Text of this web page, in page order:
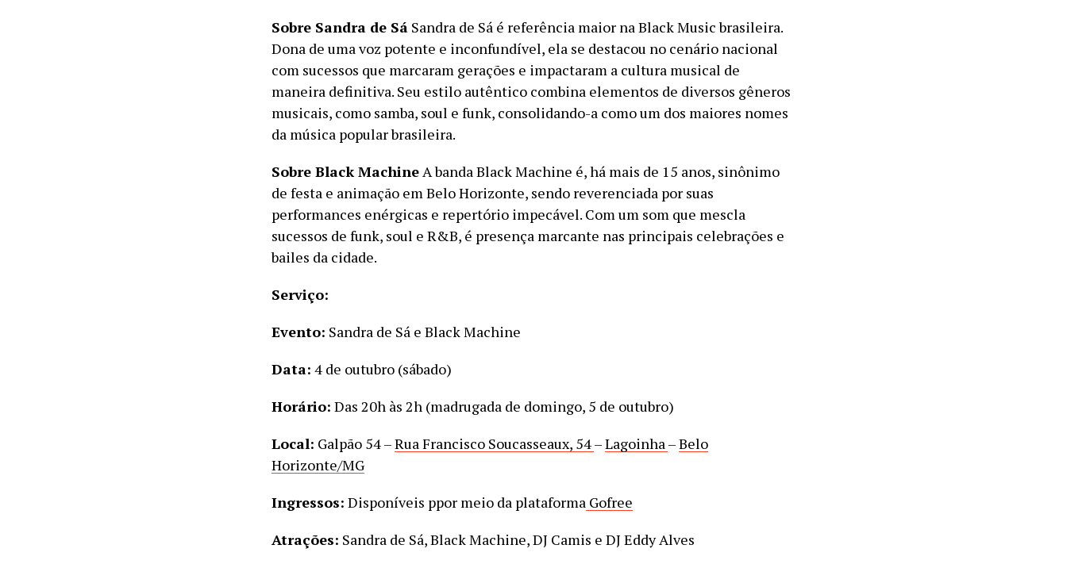
Sobre Sandra de Sá Sandra de Sá é referência maior na Black Music brasileira.
Dona de uma voz potente e inconfundível, ela se destacou no cenário nacional
com sucessos que marcaram gerações e impactaram a cultura musical de
maneira definitiva. Seu estilo autêntico combina elementos de diversos gêneros
musicais, como samba, soul e funk, consolidando-a como um dos maiores nomes
da música popular brasileira.
Sobre Black MachineA banda Black Machine é, há mais de 15 anos, sinônimo
de festa e animação em Belo Horizonte, sendo reverenciada por suas
performances enérgicas e repertório impecável. Com um som que mescla
sucessos de funk, soul e R&B, é presença marcante nas principais celebrações e
bailes da cidade.
Serviço:
Evento: Sandra de Sá e Black Machine
Data: 4 de outubro (sábado)
Horário: Das 20h às 2h (madrugada de domingo, 5 de outubro)
Local: Galpão 54 –Rua Francisco Soucasseaux, 54–Lagoinha–Belo
Horizonte/MG
Ingressos: Disponíveis ppor meio da plataforma Gofree
Atrações: Sandra de Sá, Black Machine, DJ Camis e DJ Eddy Alves